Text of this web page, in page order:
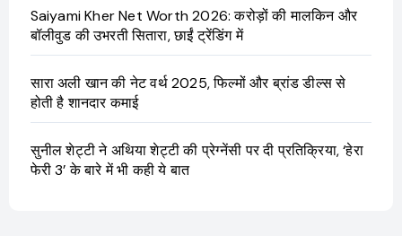
Saiyami Kher Net Worth 2026: करोड़ों की मालकिन और
बॉलीवुड की उभरती सितारा, छाईं ट्रेंडिंग में
सारा अली खान की नेट वर्थ 2025, फिल्मों और ब्रांड डील्स से
होती है शानदार कमाई
सुनील शेट्टी ने अथिया शेट्टी की प्रेग्नेंसी पर दी प्रतिक्रिया, ‘हेरा
फेरी 3’ के बारे में भी कही ये बात